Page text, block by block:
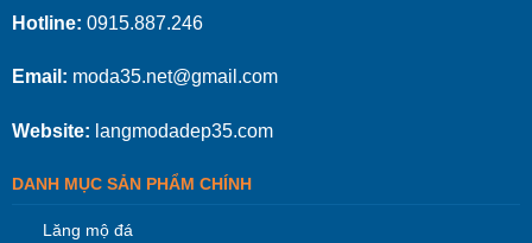
Hotline: 0915.887.246
Email: moda35.net@gmail.com
Website: langmodadep35.com
DANH MỤC SẢN PHẨM CHÍNH
Lăng mộ đá